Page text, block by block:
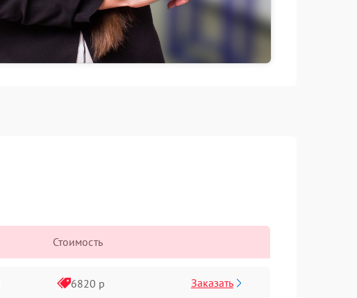
Стоимость
6820 р Заказать